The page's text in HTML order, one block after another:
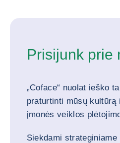
Prisijunk prie
„Coface“ nuolat ieško
praturtinti mūsų kultūrą
įmonės veiklos
Siekdami strateginiame